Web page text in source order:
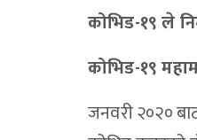
कोभिड-१९ ले
कोभिड-१९
जनवरी २०२०